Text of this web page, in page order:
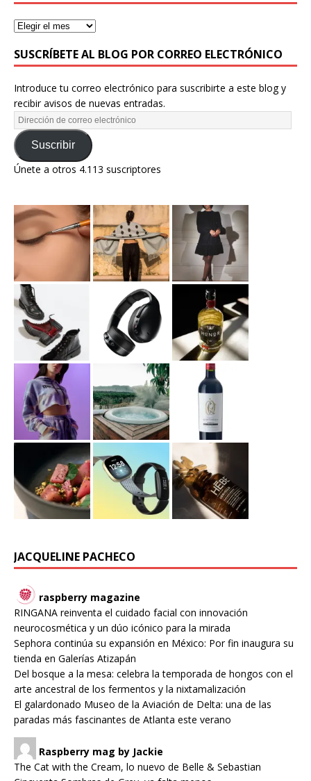
SUSCRÍBETE AL BLOG POR CORREO ELECTRÓNICO
Introduce tu correo electrónico para suscribirte a este blog y
recibir avisos de nuevas entradas.
Suscribir
Únete a otros 4.113 suscriptores
JACQUELINE PACHECO
raspberry magazine
RINGANA reinventa el cuidado facial con innovación
neurocosmética y un dúo icónico para la mirada
Sephora continúa su expansión en México: Por fin inaugura su
tienda en Galerías Atizapán
Del bosque a la mesa: celebra la temporada de hongos con el
arte ancestral de los fermentos y la nixtamalización
El galardonado Museo de la Aviación de Delta: una de las
paradas más fascinantes de Atlanta este verano
Raspberry mag by Jackie
The Cat with the Cream, lo nuevo de Belle & Sebastian